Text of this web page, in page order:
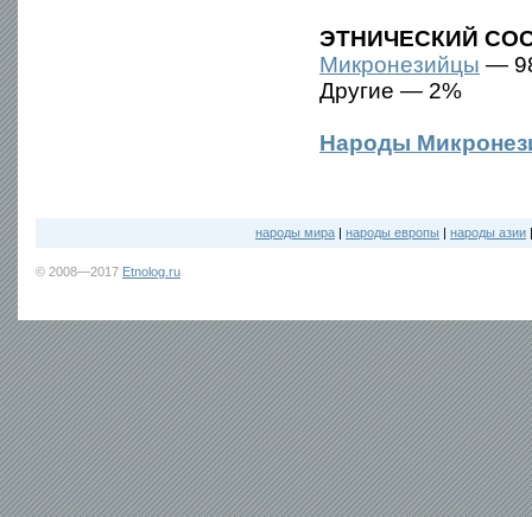
ЭТНИЧЕСКИЙ
Микронезийцы —
Другие — 2%
Народы
народы мира | народы европы | народы азии
© 2008—2017 Etnolog.ru